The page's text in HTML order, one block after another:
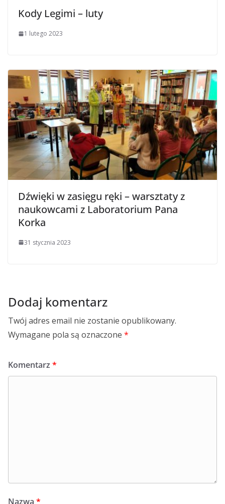
Kody Legimi – luty
1 lutego 2023
Dźwięki w zasięgu ręki – warsztaty z
naukowcami z Laboratorium Pana
Korka
31 stycznia 2023
Dodaj komentarz
Twój adres email nie zostanie opublikowany.
Wymagane pola są oznaczone *
Komentarz *
Nazwa *